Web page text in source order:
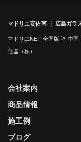
マドリエ安佐南 ｜ 広島ガラ
マドリエNET 全国版 > 中国
住器（株）
会社案内
商品情報
施工例
ブログ